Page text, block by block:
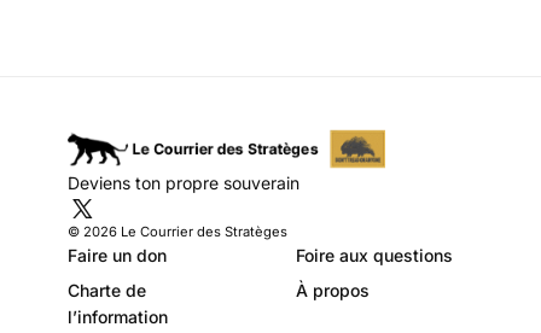
gouvernement aura à faire des
choix bien difficiles pour
imposer sa vision budgétaire.
Deviens ton propre souverain
© 2026 Le Courrier des Stratèges
Faire un don
Foire aux questions
Charte de
l’information
À propos